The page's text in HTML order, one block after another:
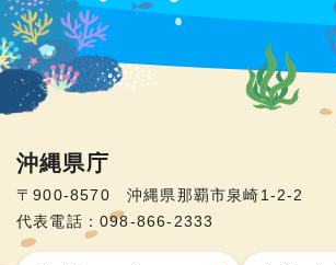
沖縄県庁
〒900-8570 沖縄県那覇市泉崎1-2-2
代表電話：098-866-2333